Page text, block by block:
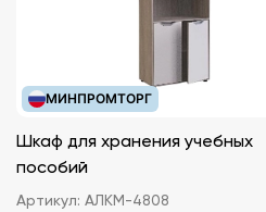
МИНПРОМТОРГ
Шкаф для хранения учебных
пособий
Артикул: АЛКМ-4808